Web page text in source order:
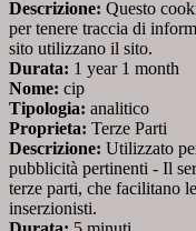
Descrizione: Questo
per tenere traccia di
sito utilizzano il sito.
Durata: 1 year 1 month
Nome: cip
Tipologia: analitico
Proprieta: Terze Parti
Descrizione: Utilizzato
pubblicità pertinenti - Il
terze parti, che facilitano
inserzionisti.